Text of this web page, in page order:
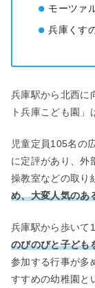
モーツァ
兵庫くす
兵庫駅から北西に
ト兵庫こども園」
児童定員105名の
に定評があり、外
操教室などの取り
め、大変人気のあ
兵庫駅から歩いて
のびのびと子ども
参加する行事が多
すすめの幼稚園と